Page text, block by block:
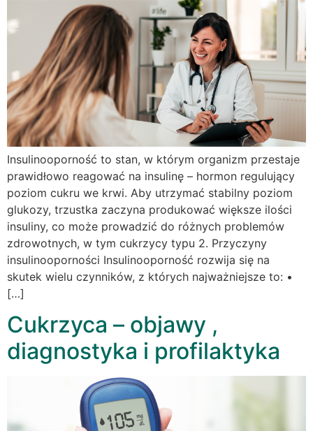
Insulinooporność to stan, w którym organizm przestaje
prawidłowo reagować na insulinę – hormon regulujący
poziom cukru we krwi. Aby utrzymać stabilny poziom
glukozy, trzustka zaczyna produkować większe ilości
insuliny, co może prowadzić do różnych problemów
zdrowotnych, w tym cukrzycy typu 2. Przyczyny
insulinooporności Insulinooporność rozwija się na
skutek wielu czynników, z których najważniejsze to: •
[…]
Cukrzyca – objawy ,
diagnostyka i profilaktyka